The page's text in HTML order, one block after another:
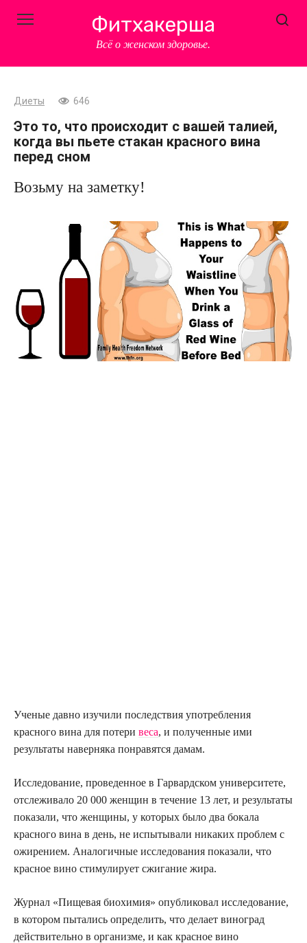
Фитхакерша
Всё о женском здоровье.
Диеты 646
Это то, что происходит с вашей талией,
когда вы пьете стакан красного вина
перед сном
Возьму на заметку!
Ученые давно изучили последствия употребления
красного вина для потери веса, и полученные ими
результаты наверняка понравятся дамам.
Исследование, проведенное в Гарвардском университете,
отслеживало 20 000 женщин в течение 13 лет, и результаты
показали, что женщины, у которых было два бокала
красного вина в день, не испытывали никаких проблем с
ожирением. Аналогичные исследования показали, что
красное вино стимулирует сжигание жира.
Журнал «Пищевая биохимия» опубликовал исследование,
в котором пытались определить, что делает виноград
действительно в организме, и как красное вино